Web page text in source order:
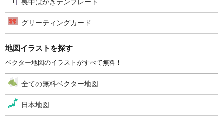
喪中はがきテンプレート
グリーティングカード
地図イラストを探す
ベクター地図のイラストがすべて無料！
全ての無料ベクター地図
日本地図